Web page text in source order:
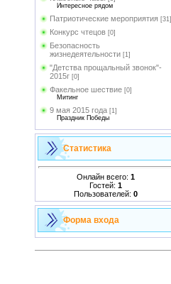
Интересное рядом
Патриотические мероприятия [31]
Конкурс чтецов [0]
Безопасность
жизнедеятельности [1]
"Детства прощальный звонок"-
2015г [0]
Факельное шествие [0]
Митинг
9 мая 2015 года [1]
Праздник Победы
Статистика
Онлайн всего: 1
Гостей: 1
Пользователей: 0
Форма входа